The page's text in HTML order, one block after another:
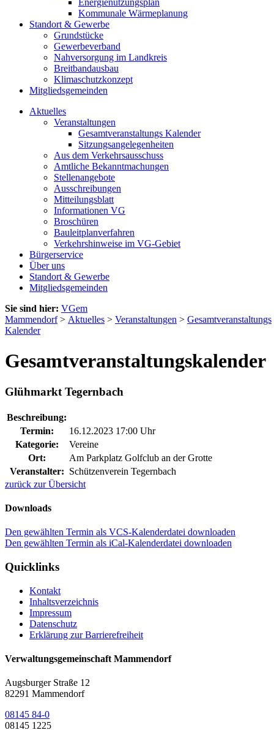
Energienutzungsplan
Kommunale Wärmeplanung
Standort & Gewerbe
Grundstücke
Gewerbeverband
Nahversorgung im Landkreis
Breitbandausbau
Klimaschutzkonzept
Mitgliedsgemeinden
Aktuelles
Veranstaltungen
Gesamtveranstaltungs Kalender
Sitzungsangelegenheiten
Aus dem Verkehrsausschuss
Amtliche Bekanntmachungen
Stellenangebote
Ausschreibungen
Mitteilungsblatt
Informationen VG
Broschüren
Bauleitplanverfahren
Verkehrshinweise im VG-Gebiet
Bürgerservice
Über uns
Standort & Gewerbe
Mitgliedsgemeinden
Sie sind hier: VGem
Mammendorf> Aktuelles > Veranstaltungen > Gesamtveranstaltungs
Kalender
Gesamtveranstaltungskalender
Glühmarkt Tegernbach
Beschreibung:
Termin:
16.12.2023 17:00 Uhr
Kategorie:
Vereine
Ort:
Am Parkplatz Golfclub an der Grotte
Veranstalter: Schützenverein Tegernbach
zurück zur Übersicht
Downloads
Den gewählten Termin als VCS-Kalenderdatei downloaden
Den gewählten Termin als iCal-Kalenderdatei downloaden
Quicklinks
Kontakt
Inhaltsverzeichnis
Impressum
Datenschutz
Erklärung zur Barrierefreiheit
Verwaltungsgemeinschaft Mammendorf
Augsburger Straße 12
82291 Mammendorf
08145 84-0
08145 1225